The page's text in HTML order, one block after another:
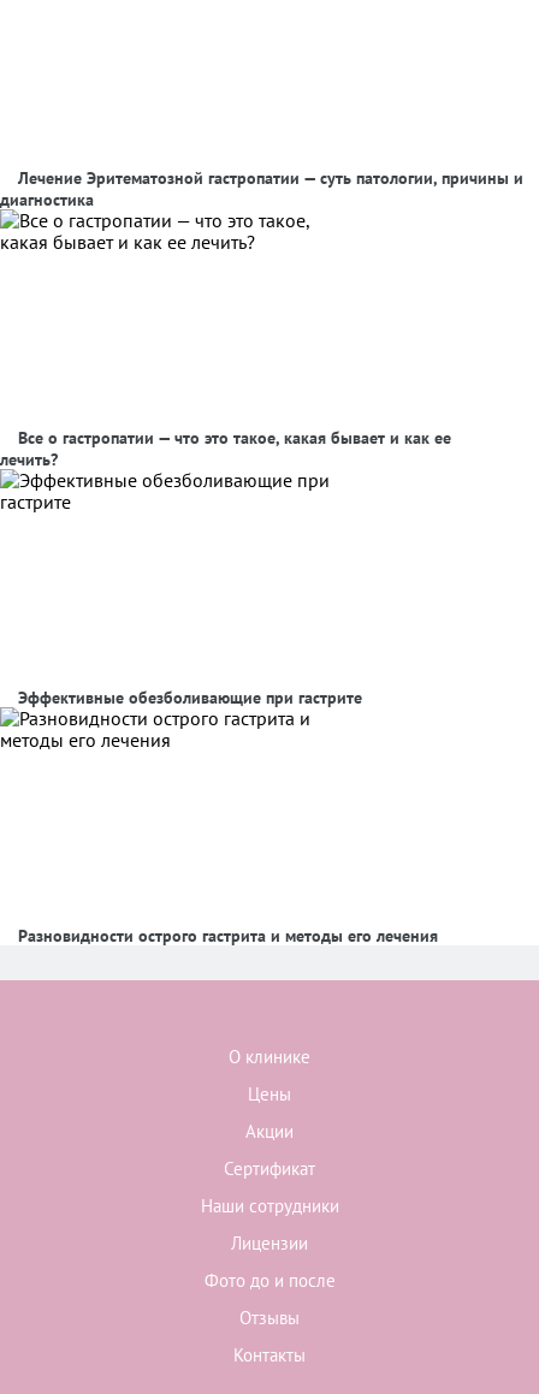
Лечение Эритематозной гастропатии — суть патологии, причины и
диагностика
Все о гастропатии — что это такое, какая бывает и как ее
лечить?
Эффективные обезболивающие при гастрите
Разновидности острого гастрита и методы его лечения
О клинике
Цены
Акции
Сертификат
Наши сотрудники
Лицензии
Фото до и после
Отзывы
Контакты